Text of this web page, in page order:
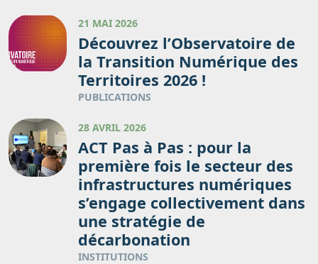
21 MAI 2026
Découvrez l’Observatoire de
la Transition Numérique des
Territoires 2026 !
PUBLICATIONS
28 AVRIL 2026
ACT Pas à Pas : pour la
première fois le secteur des
infrastructures numériques
s’engage collectivement dans
une stratégie de
décarbonation
INSTITUTIONS